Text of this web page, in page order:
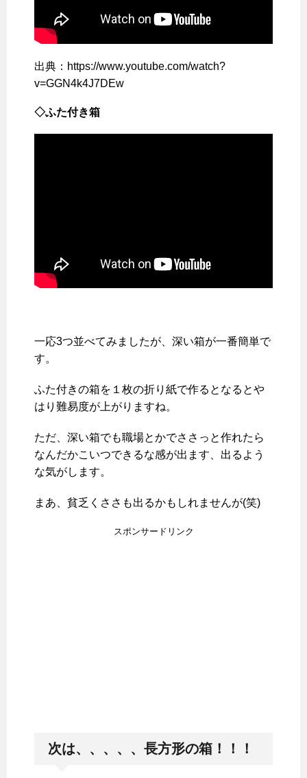
出典：https://www.youtube.com/watch?
v=GGN4k4J7DEw
◇ふた付き箱
一応3つ並べてみましたが、深い箱が一番簡単で
す。
ふた付きの箱を１枚の折り紙で作るとなるとや
はり難易度が上がりますね。
ただ、深い箱でも職場とかでささっと作れたら
なんだかこいつできるな感が出ます、出るよう
な気がします。
まあ、貧乏くささも出るかもしれませんが(笑)
スポンサードリンク
次は、、、、、長方形の箱！！！